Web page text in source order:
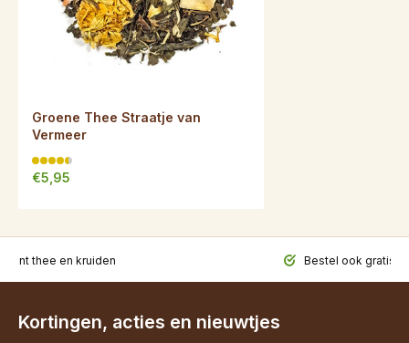
Groene Thee Straatje van
Vermeer
€5,95
thee en kruiden Bestel ook gratis
Kortingen, acties en nieuwtjes